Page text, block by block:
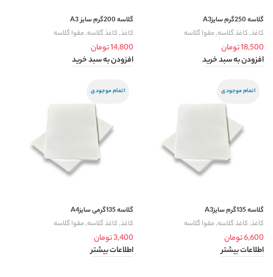
گلاسه 250گرم سایزA3
کاغذ,کاغذ گلاسه,مقوا گلاسه
18,500تومان
افزودن به سبد خرید
گلاسه 200گرم سایز A3
کاغذ,کاغذ گلاسه,مقوا گلاسه
14,800تومان
افزودن به سبد خرید
اتمام موجودی
گلاسه 135گرم سایزA3
کاغذ,کاغذ گلاسه,مقوا گلاسه
6,600تومان
اطلاعات بیشتر
اتمام موجودی
گلاسه 135گرمی سایزA4
کاغذ,کاغذ گلاسه,مقوا گلاسه
3,400تومان
اطلاعات بیشتر